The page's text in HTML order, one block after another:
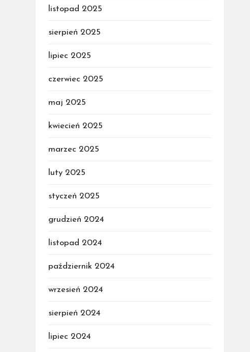
listopad 2025
sierpień 2025
lipiec 2025
czerwiec 2025
maj 2025
kwiecień 2025
marzec 2025
luty 2025
styczeń 2025
grudzień 2024
listopad 2024
październik 2024
wrzesień 2024
sierpień 2024
lipiec 2024